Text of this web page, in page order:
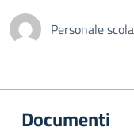
Personale
Documenti